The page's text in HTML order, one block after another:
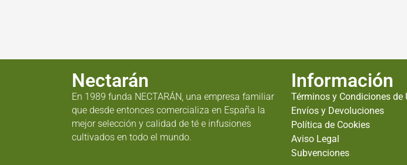
Nectarán
En 1989 funda NECTARÁN, una empresa familiar
que desde entonces comercializa en España la
mejor selección y calidad de té e infusiones
cultivados en todo el mundo.
Información
Términos y Condiciones de
Envíos y Devoluciones
Política de Cookies
Aviso Legal
Subvenciones